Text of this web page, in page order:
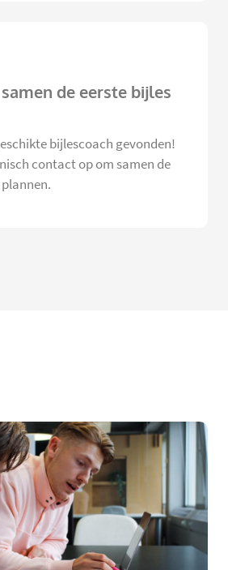
de eerste bijles
bijlescoach gevonden!
contact op om samen de